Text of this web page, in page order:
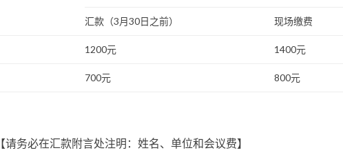
汇款（3月30日之前） 现场缴费
1200元 1400元
700元 800元
【请务必在汇款附言处注明：姓名、单位和会议费】